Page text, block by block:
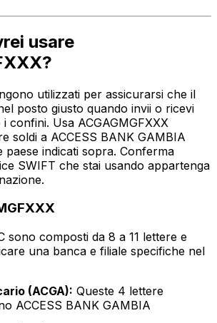
usare
utilizzati per assicurarsi che il
posto giusto quando invii o ricevi
confini. Usa ACGAGMGFXXX
soldi a ACCESS BANK GAMBIA
paese indicati sopra. Conferma
SWIFT che stai usando appartenga
sono composti da 8 a 11 lettere e
una banca e filiale specifiche nel
(ACGA): Queste 4 lettere
ACCESS BANK GAMBIA